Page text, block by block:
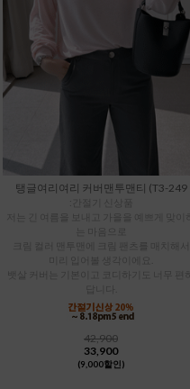
탱글여리여리 커버맨투맨티 (T3-249
:간절기 신상품
크림 컬러 맨투맨에 크림 팬츠를 매치해서
미리 입어볼 생각이에요.
뱃살 커버는 기본이고 코디하기도 너무 편하
42,900
33,900
(9,000할인)